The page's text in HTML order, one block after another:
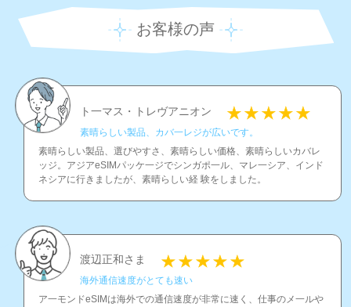
お客様の声
ト一マス・トレヴアニオン
素晴らしい製品、カバ一レジが広いです。
素晴らしい製品、選びやすさ、素晴らしい価格、素晴らしいカバレ
ッジ。アジアeSIMパッケ一ジでシンガポ一ル、マレ一シア、インド
ネシアに行きましたが、素晴らしい経 験をしました。
渡辺正和さま
海外通信速度がとても速い
ア一モンドeSIMは海外での通信速度が非常に速く、仕事のメ一ルや